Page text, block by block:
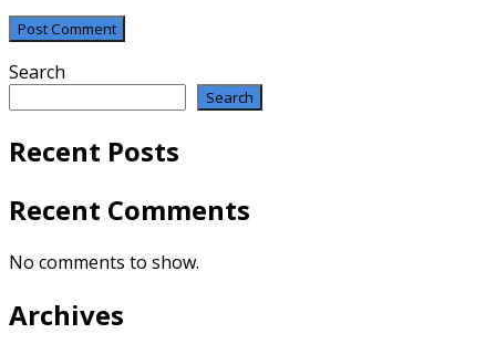
Search
Search
Recent Posts
Recent Comments
No comments to show.
Archives